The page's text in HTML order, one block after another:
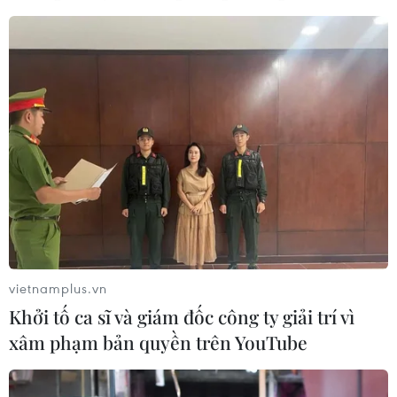
vụ hơn 70 công trình nghiên cứu khoa học và
(TTXVN)
vietnamplus.vn
Khởi tố ca sĩ và giám đốc công ty giải trí vì
xâm phạm bản quyền trên YouTube